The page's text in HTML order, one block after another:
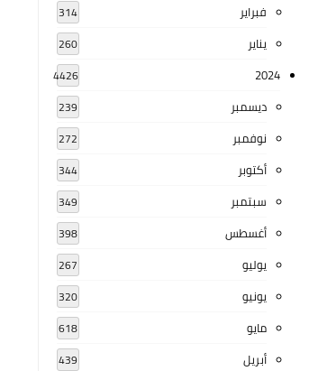
فبراير 314
يناير 260
2024
4426
ديسمبر 239
نوفمبر 272
أكتوبر 344
سبتمبر 349
أغسطس 398
يوليو 267
يونيو 320
مايو 618
أبريل 439